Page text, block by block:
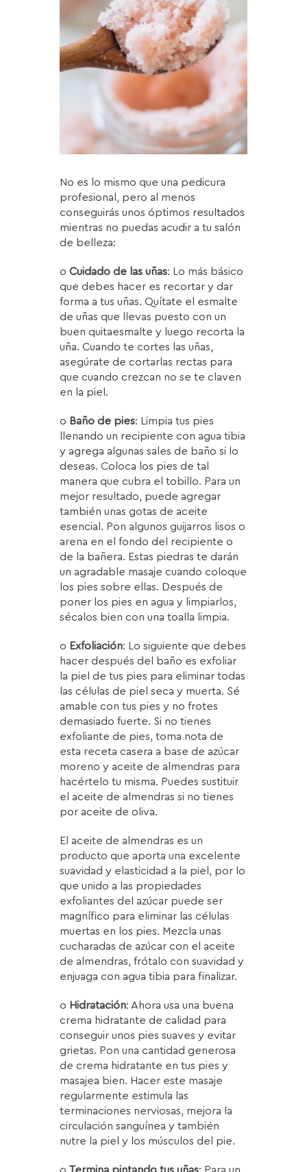
No es lo mismo que una pedicura
profesional, pero al menos
conseguirás unos óptimos resultados
mientras no puedas acudir a tu salón
de belleza:
oCuidado de las uñas: Lo más básico
que debes hacer es recortar y dar
forma a tus uñas. Quítate el esmalte
de uñas que llevas puesto con un
buen quitaesmalte y luego recorta la
uña. Cuando te cortes las uñas,
asegúrate de cortarlas rectas para
que cuando crezcan no se te claven
en la piel.
o Baño de pies: Limpia tus pies
llenando un recipiente con agua tibia
y agrega algunas sales de baño si lo
deseas. Coloca los pies de tal
manera que cubra el tobillo. Para un
mejor resultado, puede agregar
también unas gotas de aceite
esencial. Pon algunos guijarros lisos o
arena en el fondo del recipiente o
de la bañera. Estas piedras te darán
un agradable masaje cuando coloque
los pies sobre ellas. Después de
poner los pies en agua y limpiarlos,
sécalos bien con una toalla limpia.
o Exfoliación: Lo siguiente que debes
hacer después del baño es exfoliar
la piel de tus pies para eliminar todas
las células de piel seca y muerta. Sé
amable con tus pies y no frotes
demasiado fuerte. Si no tienes
exfoliante de pies, toma nota de
esta receta casera a base de azúcar
moreno y aceite de almendras para
hacértelo tu misma. Puedes sustituir
el aceite de almendras si no tienes
por aceite de oliva.
El aceite de almendras es un
producto que aporta una excelente
suavidad y elasticidad a la piel, por lo
que unido a las propiedades
exfoliantes del azúcar puede ser
magnífico para eliminar las células
muertas en los pies. Mezcla unas
cucharadas de azúcar con el aceite
de almendras, frótalo con suavidad y
enjuaga con agua tibia para finalizar.
o Hidratación: Ahora usa una buena
crema hidratante de calidad para
conseguir unos pies suaves y evitar
grietas. Pon una cantidad generosa
de crema hidratante en tus pies y
masajea bien. Hacer este masaje
regularmente estimula las
terminaciones nerviosas, mejora la
circulación sanguínea y también
nutre la piel y los músculos del pie.